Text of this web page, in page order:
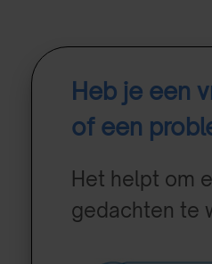
Heb je een
of een
Het helpt om
gedachten te